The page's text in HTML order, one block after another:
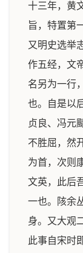
十三年，黄
旨，特置第
又明史选举
作五经，文
名另为一行
也。自是以
贞良、冯元
不胜屈，然
为首，次则
文英，此后
一也。陔余
身。又大观
此事自宋时